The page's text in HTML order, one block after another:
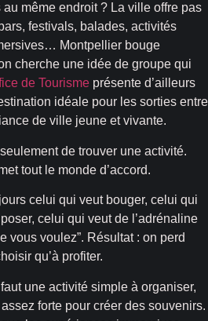
même endroit ? La ville offre pas
festivals, balades, activités
Montpellier bouge
cherche une idée de groupe qui
de Tourisme présente d’ailleurs
idéale pour les sorties entre
de ville jeune et vivante.
de trouver une activité.
tout le monde d’accord.
celui qui veut bouger, celui qui
celui qui veut de l’adrénaline
vous voulez”. Résultat : on perd
qu’à profiter.
une activité simple à organiser,
forte pour créer des souvenirs.